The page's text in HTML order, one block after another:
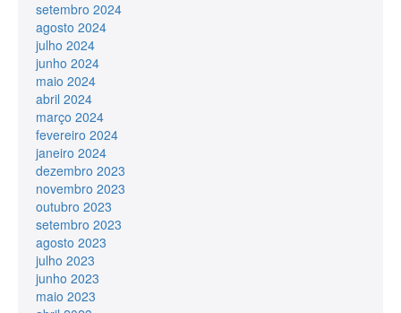
setembro 2024
agosto 2024
julho 2024
junho 2024
maio 2024
abril 2024
março 2024
fevereiro 2024
janeiro 2024
dezembro 2023
novembro 2023
outubro 2023
setembro 2023
agosto 2023
julho 2023
junho 2023
maio 2023